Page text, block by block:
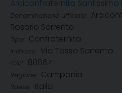
Arciconfraternita Santissimo
Denominazione ufficiale:
Rosario Sorrento
Tipo: Confraternita
Indirizzo: Via Tasso Sorrento
CAP: 80067
Regione: Campania
Paese: Italia